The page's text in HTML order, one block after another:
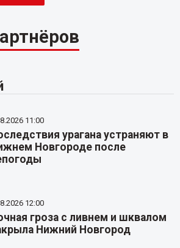
11:00
урагана устраняют в
Новгороде после
12:00
гроза с ливнем и шквалом
Нижний Новгород